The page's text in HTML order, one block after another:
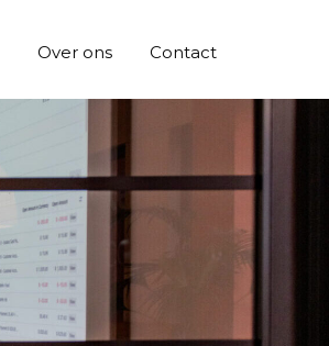
Over ons Contact